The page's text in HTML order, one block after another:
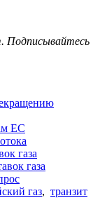
Подписывайтесь
ЕС
газа
газа
газ, транзит